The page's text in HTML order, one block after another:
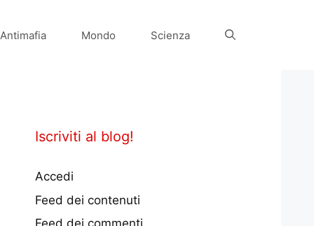
Antimafia Mondo Scienza
Iscriviti al blog!
Accedi
Feed dei contenuti
Feed dei commenti